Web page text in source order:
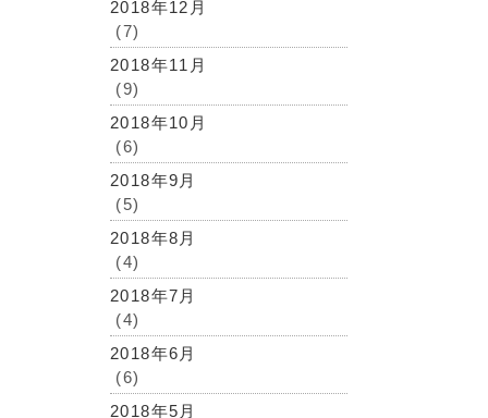
2018年12月
(7)
2018年11月
(9)
2018年10月
(6)
2018年9月
(5)
2018年8月
(4)
2018年7月
(4)
2018年6月
(6)
2018年5月